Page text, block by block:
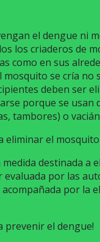
el dengue ni
los criaderos de
como en sus
se cría
deben ser
porque se
tambores) o
eliminar el mosquito
medida destinada
evaluada por las
por la
prevenir el dengue!